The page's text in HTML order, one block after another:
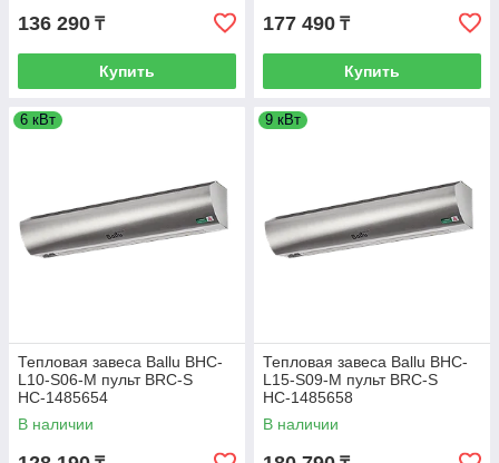
136 290 ₸
Купить
177 490 ₸
Купить
6 кВт
Тепловая завеса Ballu BHC-
L10-S06-M пульт BRC-S
НС-1485654
В наличии
9 кВт
Тепловая завеса Ballu BHC-
L15-S09-M пульт BRC-S
НС-1485658
В наличии